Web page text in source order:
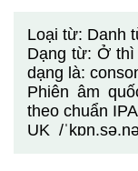
Loại từ: Danh
Dạng từ: Ở thì
dạng là:
Phiên âm
theo chuẩn
UK /